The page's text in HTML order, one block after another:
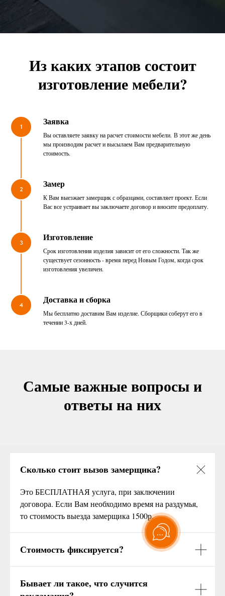
Из каких этапов состоит
изготовление мебели?
1 Заявка
Вы оставляете заявку на расчет стоимости мебели. В этот же день
мы производим расчет и высылаем Вам предварительную
стоимость.
2 Замер
К Вам выезжает замерщик с образцами, составляет проект. Если
Вас все устраивает вы заключаете договор и вносите предоплату.
3 Изготовление
Срок изготовления изделия зависит от его сложности. Так же
существует сезонность - время перед Новым Годом, когда срок
изготовления увеличен.
4 Доставка и сборка
Мы бесплатно доставим Вам изделие. Сборщики соберут его в
течении 3-х дней.
Самые важные вопросы и
ответы на них
Сколько стоит вызов замерщика?
Это БЕСПЛАТНАЯ услуга, при заключении
договора. Если Вам необходимо время на раздумья,
то стоимость выезда замерщика 1500р.
Стоимость фиксируется?
Бывает ли такое, что случится